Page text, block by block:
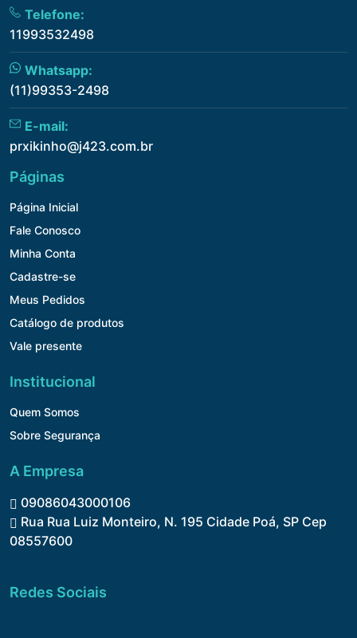
Telefone:
11993532498
Whatsapp:
(11)99353-2498
E-mail:
prxikinho@j423.com.br
Páginas
Página Inicial
Fale Conosco
Minha Conta
Cadastre-se
Meus Pedidos
Catálogo de produtos
Vale presente
Institucional
Quem Somos
Sobre Segurança
A Empresa
09086043000106
Rua Rua Luiz Monteiro, N. 195 Cidade Poá, SP Cep
08557600
Redes Sociais